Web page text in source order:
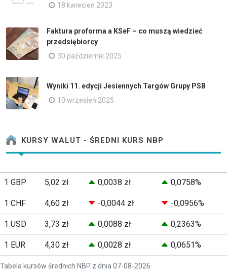
18 kwiecień 2023
Faktura proforma a KSeF – co muszą wiedzieć
przedsiębiorcy
30 październik 2025
Wyniki 11. edycji Jesiennych Targów Grupy PSB
10 wrzesień 2025
KURSY WALUT - ŚREDNI KURS NBP
Tabela kursów średnich NBP z dnia 07-08-2026
1 GBP 5,02 zł 0,0038 zł 0,0758%
1 CHF 4,60 zł -0,0044 zł -0,0956%
1 USD 3,73 zł 0,0088 zł 0,2363%
1 EUR 4,30 zł 0,0028 zł 0,0651%